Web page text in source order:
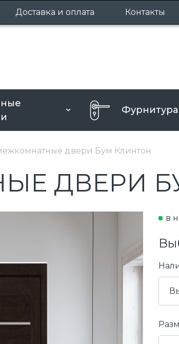
Доставка и оплата Контакты
Фурнитура
двери Бум Клинтон
ДВЕРИ
в